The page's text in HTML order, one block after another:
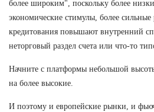
более широким", поскольку более
экономические стимулы, более
кредитования повышают внутренний
неторговый раздел счета или что-то
Начните с платформы небольшой
на более высокие.
И поэтому и европейские рынки, и